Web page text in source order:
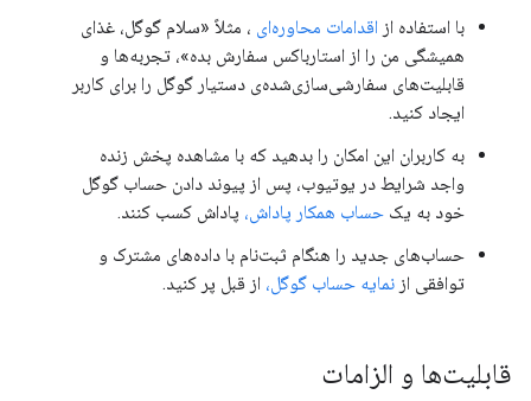
با استفاده از اقدامات محاوره‌ای ، مثلاً «سلام گوگل، غذای
همیشگی من را از استارباکس سفارش بده»، تجربه‌ها و
قابلیت‌های سفارشی‌سازی‌شده‌ی دستیار گوگل را برای کاربر
ایجاد کنید.
به کاربران این امکان را بدهید که با مشاهده پخش زنده
واجد شرایط در یوتیوب، پس از پیوند دادن حساب گوگل
خود به یک حساب همکار پاداش، پاداش کسب کنند.
حساب‌های جدید را هنگام ثبت‌نام با داده‌های مشترک و
توافقی از نمایه حساب گوگل، از قبل پر کنید.
قابلیت‌ها و الزامات